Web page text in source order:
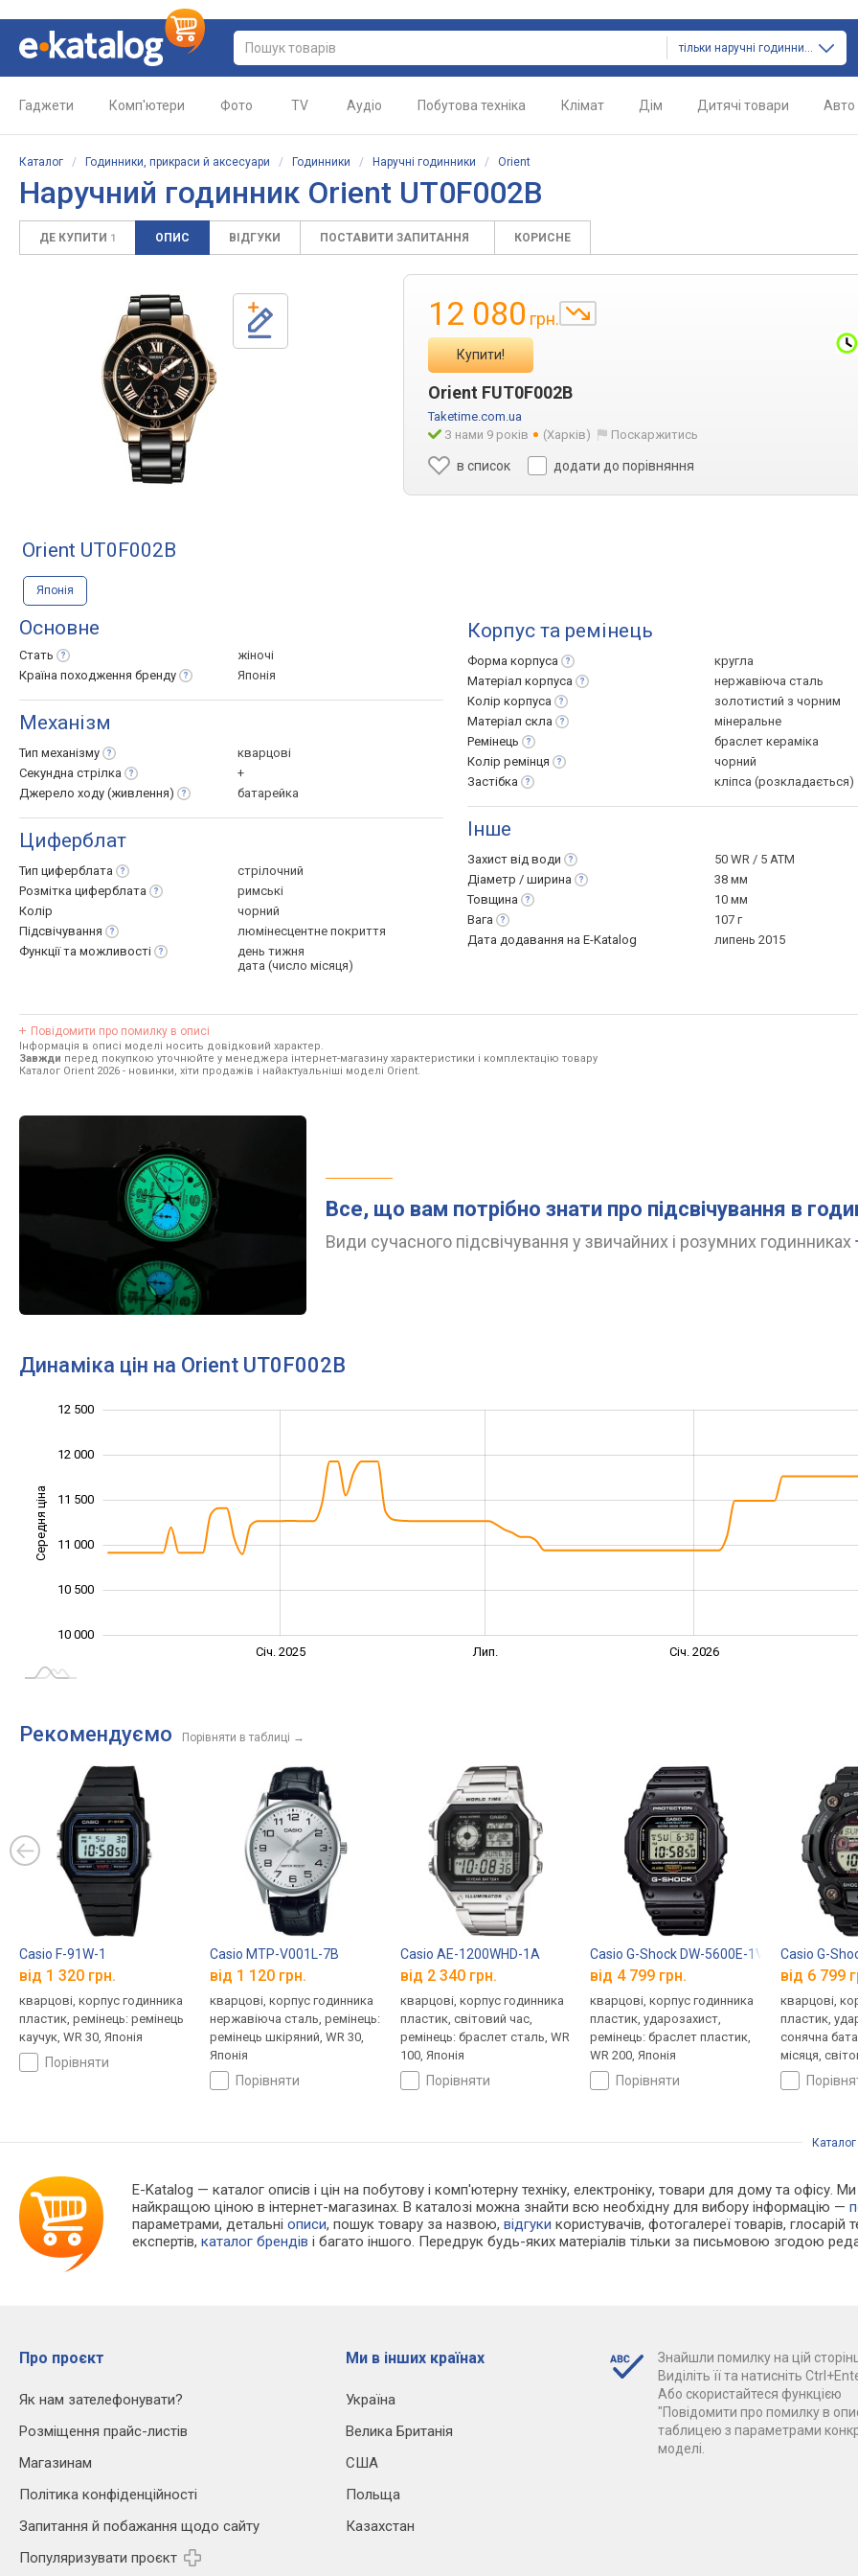
тільки наручні годинники
Гаджети Комп'ютери Фото TV Аудіо Побутова техніка Клімат Дім Дитячі товари Авто
Каталог / Годинники, прикраси й аксесуари / Годинники / Наручні годинники / Orient
Наручний годинник Orient UT0F002B
ДЕ КУПИТИ 1 ОПИС ВІДГУКИ ПОСТАВИТИ ЗАПИТАННЯ КОРИСНЕ
12 080 грн.
Купити!
Orient FUT0F002B
Taketime.com.ua
З нами 9 років
(Харків) Поскаржитись
в список додати до порівняння
Orient UT0F002B
Японія
Основне
Стать
жіночі
Країна походження бренду Японія
Механізм
Тип механізму
кварцові
Секундна стрілка
+
Джерело ходу (живлення) батарейка
Циферблат
Тип циферблата
стрілочний
Розмітка циферблата
римські
Колір
чорний
Підсвічування
люмінесцентне покриття
Функції та можливості
день тижня
дата (число місяця)
Корпус та ремінець
Форма корпуса
кругла
Матеріал корпуса
нержавіюча сталь
Колір корпуса
золотистий з чорним
Матеріал скла
мінеральне
Ремінець
браслет кераміка
Колір ремінця
чорний
Застібка
кліпса (розкладається)
Інше
Захист від води
50 WR / 5 ATM
Діаметр / ширина
38 мм
Товщина
10 мм
Вага
107 г
Дата додавання на E-Katalog
липень 2015
Повідомити про помилку в описі
Інформація в описі моделі носить довідковий характер.
Завжди перед покупкою уточнюйте у менеджера інтернет-магазину характеристики і комплектацію товару
Каталог Orient 2026 - новинки, хіти продажів і найактуальніші моделі Orient.
Все, що вам потрібно знати про підсвічування в
Види сучасного підсвічування у звичайних і розумних годинниках
Динаміка цін на Orient UT0F002B
Середня ціна
10 000
10 500
11 000
11 500
12 000
12 500
Січ. 2025 Лип. Січ. 2026
Рекомендуємо Порівняти в таблиці →
Casio F-91W-1
від 1 320 грн.
кварцові, корпус годинника
пластик, ремінець: ремінець
каучук, WR 30, Японія
порівняти
Casio MTP-V001L-7B
від 1 120 грн.
кварцові, корпус годинника
нержавіюча сталь, ремінець:
ремінець шкіряний, WR 30,
Японія
порівняти
Casio AE-1200WHD-1A
від 2 340 грн.
кварцові, корпус годинника
пластик, світовий час,
ремінець: браслет сталь, WR
100, Японія
порівняти
Casio G-Shock DW-5600E-1V
від 4 799 грн.
кварцові, корпус годинника
пластик, ударозахист,
ремінець: браслет пластик,
WR 200, Японія
порівняти
Casio G-
від 6 799
кварцові,
пластик,
сонячна
місяця,
ремінець:
WR 200,
Каталог
E-Katalog — каталог описів і цін на побутову і комп'ютерну техніку, електроніку, товари для дому та офісу.
найкращою ціною в інтернет-магазинах. В каталозі можна знайти всю необхідну для вибору інформацію —
параметрами, детальніописи, пошук товару за назвою,відгуки користувачів, фотогалереї товарів, глосарій
експертів,каталог брендів і багато іншого. Передрук будь-яких матеріалів тільки за письмовою згодою
Про проєкт
Як нам зателефонувати?
Розміщення прайс-листів
Магазинам
Політика конфіденційності
Запитання й побажання щодо сайту
Популяризувати проєкт
Ми в інших країнах
Україна
Велика Британія
США
Польща
Казахстан
Знайшли помилку на цій
Виділіть її та натисніть
Або скористайтеся функцією
"Повідомити про помилку в
таблицею з параметрами
моделі.